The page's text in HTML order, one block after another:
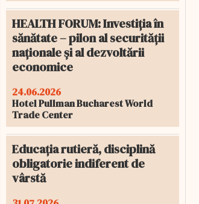
HEALTH FORUM: Investiția în
sănătate – pilon al securității
naționale și al dezvoltării
economice
24.06.2026
Hotel Pullman Bucharest World
Trade Center
Educația rutieră, disciplină
obligatorie indiferent de
vârstă